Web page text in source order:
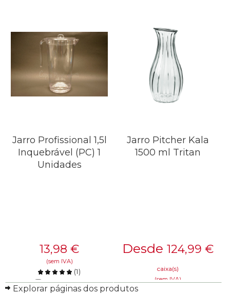
Jarro Profissional 1,5l
Inquebrável (PC) 1
Unidades
13,98 €
(sem IVA)
(1)
Comparar
Jarro Pitcher Kala
1500 ml Tritan
Desde 124,99 €
caixa(s)
(sem IVA)
Explorar páginas dos produtos